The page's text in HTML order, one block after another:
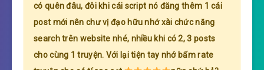
có quên đâu, đôi khi cái script nó đăng thêm 1 cái
post mới nên chư vị đạo hữu nhớ xài chức năng
search trên website nhé, nhiều khi có 2, 3 posts
cho cùng 1 truyện. Với lại tiện tay nhớ bấm rate